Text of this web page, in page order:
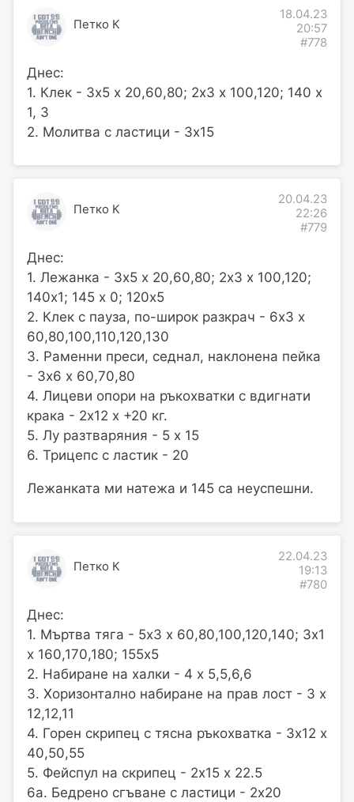
Петко К
18.04.23
20:57
#778
Днес:
1. Клек - 3х5 х 20,60,80; 2х3 х 100,120; 140 х
1, 3
2. Молитва с ластици - 3х15
Петко К
20.04.23
22:26
#779
Днес:
1. Лежанка - 3х5 х 20,60,80; 2х3 х 100,120;
140х1; 145 х 0; 120х5
2. Клек с пауза, по-широк разкрач - 6х3 х
60,80,100,110,120,130
3. Раменни преси, седнал, наклонена пейка
- 3х6 х 60,70,80
4. Лицеви опори на ръкохватки с вдигнати
крака - 2х12 х +20 кг.
5. Лу разтваряния - 5 х 15
6. Трицепс с ластик - 20
Лежанката ми натежа и 145 са неуспешни.
Петко К
22.04.23
19:13
#780
Днес:
1. Мъртва тяга - 5х3 х 60,80,100,120,140; 3х1
х 160,170,180; 155х5
2. Набиране на халки - 4 х 5,5,6,6
3. Хоризонтално набиране на прав лост - 3 х
12,12,11
4. Горен скрипец с тясна ръкохватка - 3х12 х
40,50,55
5. Фейспул на скрипец - 2х15 х 22.5
6а. Бедрено сгъване с ластици - 2х20